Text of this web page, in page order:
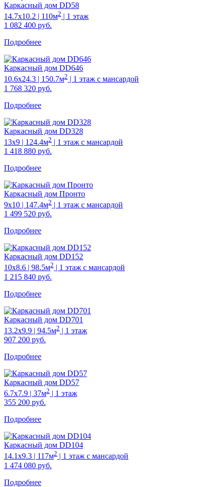
Каркасный дом DD58
14.7х10.2 | 110м2 | 1 этаж
1 082 400 руб.
Подробнее
Каркасный дом DD646
10.6х24.3 | 150.7м2
| 1 этаж с мансардой
1 768 320 руб.
Подробнее
Каркасный дом DD328
13х9 | 124.4м2 | 1 этаж с мансардой
1 418 880 руб.
Подробнее
Каркасный дом Пронто
9х10 | 147.4м2 | 1 этаж с мансардой
1 499 520 руб.
Подробнее
Каркасный дом DD152
10х8.6 | 98.5м2
| 1 этаж с мансардой
1 215 840 руб.
Подробнее
Каркасный дом DD701
13.2х9.9 | 94.5м2 | 1 этаж
907 200 руб.
Подробнее
Каркасный дом DD57
6.7х7.9 | 37м2 | 1 этаж
355 200 руб.
Подробнее
Каркасный дом DD104
14.1х9.3 | 117м2
| 1 этаж с мансардой
1 474 080 руб.
Подробнее